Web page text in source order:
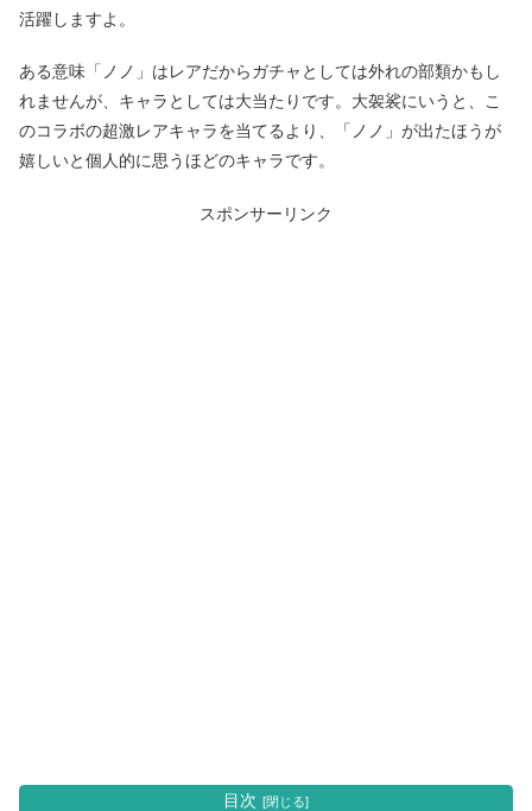
活躍しますよ。
ある意味「ノノ」はレアだからガチャとしては外れの部類かもし
れませんが、キャラとしては大当たりです。大袈裟にいうと、こ
のコラボの超激レアキャラを当てるより、「ノノ」が出たほうが
嬉しいと個人的に思うほどのキャラです。
スポンサーリンク
目次